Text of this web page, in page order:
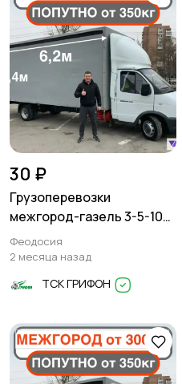
30 ₽
Грузоперевозки
межгород-газель 3-5-10
тонн
Феодосия
2 месяца назад
ТСК ГРИФОН